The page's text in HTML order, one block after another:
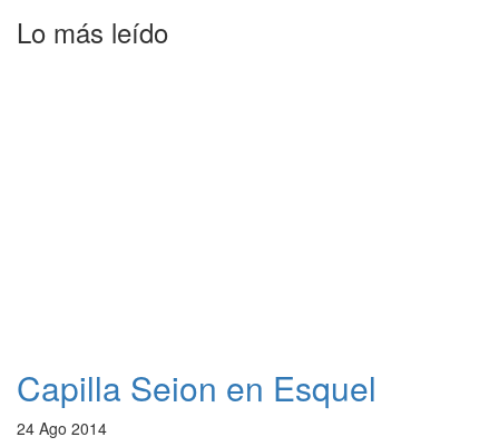
Lo más leído
Capilla Seion en Esquel
24 Ago 2014